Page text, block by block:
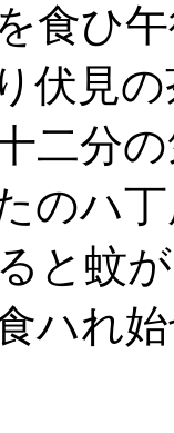
食ひ
伏見
二分
のハ
と蚊
ハれ